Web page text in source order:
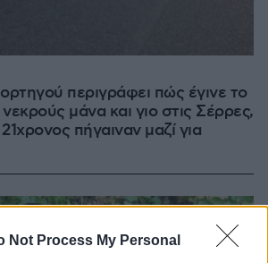
Not Process My Personal
περιγράφει πώς έγινε το
μάνα και γιο στις Σέρρες,
πήγαιναν μαζί για